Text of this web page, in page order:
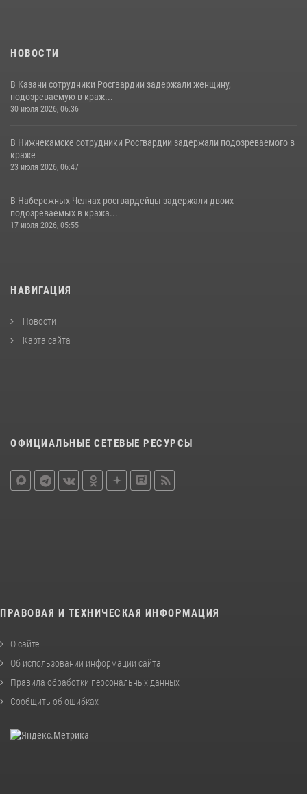
НОВОСТИ
В Казани сотрудники Росгвардии задержали женщину,
подозреваемую в краж...
30 июля 2026, 06:36
В Нижнекамске сотрудники Росгвардии задержали подозреваемого в
краже
23 июля 2026, 06:47
В Набережных Челнах росгвардейцы задержали двоих
подозреваемых в кража...
17 июля 2026, 05:55
НАВИГАЦИЯ
Новости
Карта сайта
ОФИЦИАЛЬНЫЕ СЕТЕВЫЕ РЕСУРСЫ
ПРАВОВАЯ И ТЕХНИЧЕСКАЯ ИНФОРМАЦИЯ
О сайте
Об использовании информации сайта
Правила обработки персональных данных
Сообщить об ошибках